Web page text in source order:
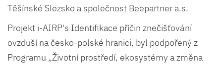
Těšínské Slezsko a společnost Beepartner a.s.
Projekt i-AIRP's Identifikace příčin znečišťování
ovzduší na česko-polské hranici, byl podpořený z
Programu „Životní prostředí, ekosystémy a změna